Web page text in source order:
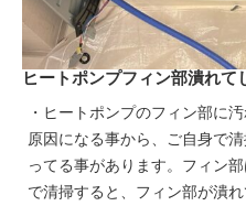
ヒートポンプフィン部潰れて
・ヒートポンプのフィン部に
原因になる事から、ご自身で
ってる事があります。フィン
で清掃すると、フィン部が潰